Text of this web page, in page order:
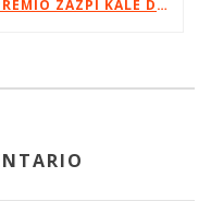
EL KAFE ANTZOKIA RECIBE EL PREMIO ZAZPI KALE DE LA FERIA DEL LIBRO DE BILBAO